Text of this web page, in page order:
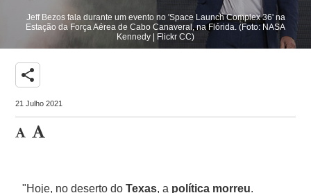
Jeff Bezos fala durante um evento no 'Space Launch Complex 36' na
Estação da Força Aérea de Cabo Canaveral, na Flórida. (Foto: NASA
Kennedy | Flickr CC)
share
21 Julho 2021
"Hoje, no deserto doTexas, a política morreu.